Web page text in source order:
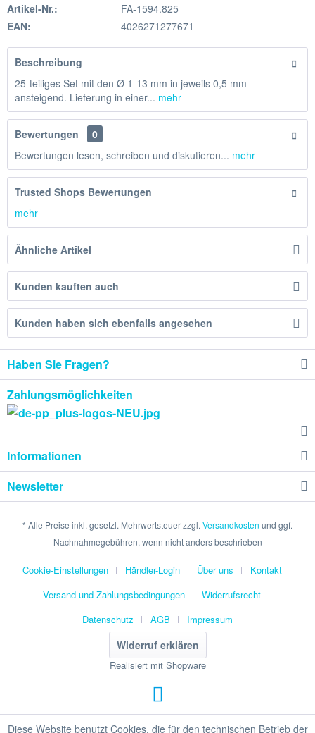
Artikel-Nr.:
FA-1594.825
EAN:
4026271277671
Beschreibung
25-teiliges Set mit den Ø 1-13 mm in jeweils 0,5 mm
ansteigend. Lieferung in einer... mehr
Bewertungen
0
Bewertungen lesen, schreiben und diskutieren... mehr
Trusted Shops Bewertungen
mehr
Ähnliche Artikel
Kunden kauften auch
Kunden haben sich ebenfalls angesehen
Haben Sie Fragen?
Zahlungsmöglichkeiten
Informationen
Newsletter
* Alle Preise inkl. gesetzl. Mehrwertsteuer zzgl. Versandkosten und ggf.
Nachnahmegebühren, wenn nicht anders beschrieben
Cookie-Einstellungen Händler-Login Über uns
Kontakt
Versand und Zahlungsbedingungen
Widerrufsrecht
Datenschutz
AGB Impressum
Widerruf erklären
Realisiert mit Shopware
Diese Website benutzt Cookies, die für den technischen Betrieb der